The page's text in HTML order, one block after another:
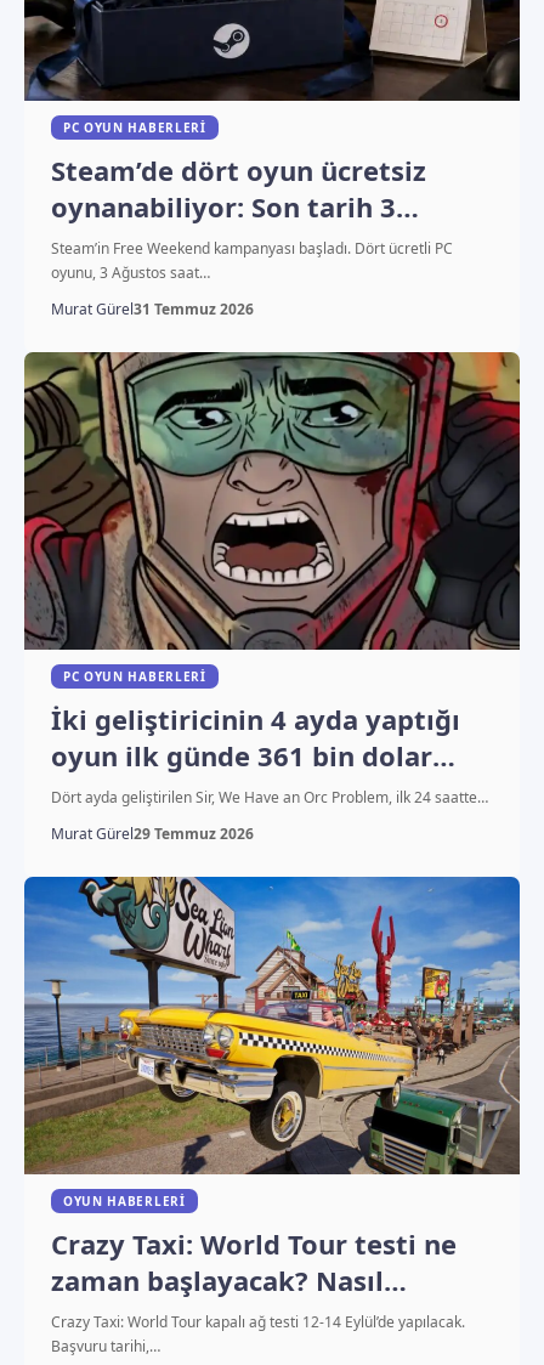
PC OYUN HABERLERI
Steam’de dört oyun ücretsiz
oynanabiliyor: Son tarih 3
Ağustos
Steam’in Free Weekend kampanyası başladı. Dört ücretli PC
oyunu, 3 Ağustos saat…
Murat Gürel31 Temmuz 2026
PC OYUN HABERLERI
İki geliştiricinin 4 ayda yaptığı
oyun ilk günde 361 bin dolar
kazandı
Dört ayda geliştirilen Sir, We Have an Orc Problem, ilk 24 saatte…
Murat Gürel29 Temmuz 2026
OYUN HABERLERI
Crazy Taxi: World Tour testi ne
zaman başlayacak? Nasıl
katılınır
Crazy Taxi: World Tour kapalı ağ testi 12-14 Eylül’de yapılacak.
Başvuru tarihi,…